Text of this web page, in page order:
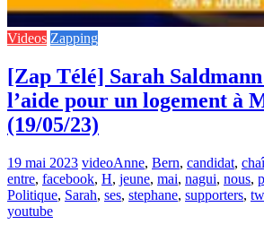
Videos Zapping
[Zap Télé] Sarah
l’aide pour un logement à
(19/05/23)
19 mai 2023 videoAnne, Bern, candidat,
entre, facebook, H, jeune, mai, nagui, nous,
Politique, Sarah, ses, stephane, supporters,
youtube